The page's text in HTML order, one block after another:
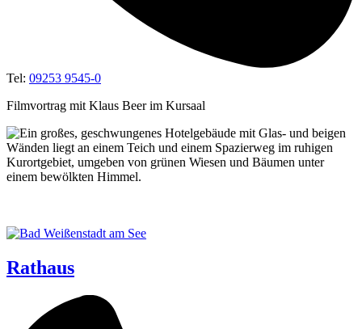
Tel: 09253 9545-0
Filmvortrag mit Klaus Beer im Kursaal
Rathaus